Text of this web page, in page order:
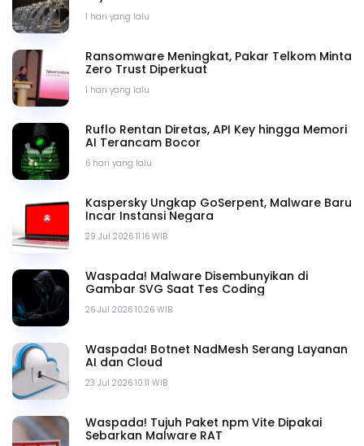
1 hari yang lalu
1 hari yang lalu
Ransomware Meningkat, Pakar Telkom Minta
Zero Trust Diperkuat
6 hari yang lalu
Ruflo Rentan Diretas, API Key hingga Memori
AI Terancam Bocor
29 Jul 2026 11.16 WIB
Kaspersky Ungkap GoSerpent, Malware Baru
Incar Instansi Negara
26 Jul 2026 10.26 WIB
Waspada! Malware Disembunyikan di
Gambar SVG Saat Tes Coding
23 Jul 2026 10.11 WIB
Waspada! Botnet NadMesh Serang Layanan
AI dan Cloud
Waspada! Tujuh Paket npm Vite Dipakai
Sebarkan Malware RAT